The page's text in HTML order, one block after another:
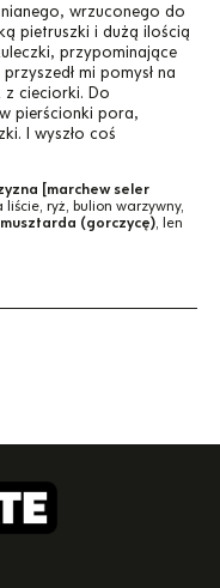
wrzuconego do
pietruszki i dużą ilością
przypominające
mi pomysł na
cieciorki. Do
pierścionki pora,
I wyszło coś
[marchew seler
ryż, bulion warzywny,
musztarda (gorczycę), len